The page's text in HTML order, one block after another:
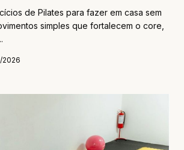
de Pilates para fazer em casa sem
simples que fortalecem o core,
2026